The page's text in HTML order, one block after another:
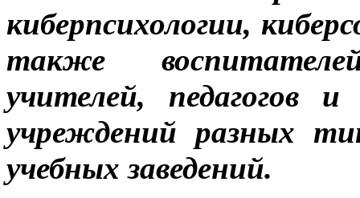
киберпсихологии,
также
учителей, педагогов и
учреждений разных
учебных заведений.